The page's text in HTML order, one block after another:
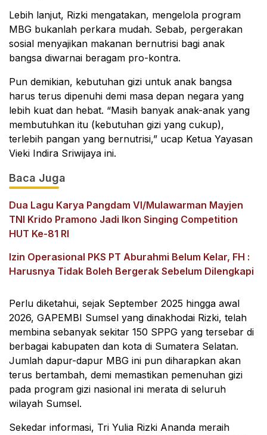
Lebih lanjut, Rizki mengatakan, mengelola program
MBG bukanlah perkara mudah. Sebab, pergerakan
sosial menyajikan makanan bernutrisi bagi anak
bangsa diwarnai beragam pro-kontra.
Pun demikian, kebutuhan gizi untuk anak bangsa
harus terus dipenuhi demi masa depan negara yang
lebih kuat dan hebat. “Masih banyak anak-anak yang
membutuhkan itu (kebutuhan gizi yang cukup),
terlebih pangan yang bernutrisi,” ucap Ketua Yayasan
Vieki Indira Sriwijaya ini.
Baca Juga
Dua Lagu Karya Pangdam VI/Mulawarman Mayjen
TNI Krido Pramono Jadi Ikon Singing Competition
HUT Ke-81 RI
Izin Operasional PKS PT Aburahmi Belum Kelar, FH :
Harusnya Tidak Boleh Bergerak Sebelum Dilengkapi
Perlu diketahui, sejak September 2025 hingga awal
2026, GAPEMBI Sumsel yang dinakhodai Rizki, telah
membina sebanyak sekitar 150 SPPG yang tersebar di
berbagai kabupaten dan kota di Sumatera Selatan.
Jumlah dapur-dapur MBG ini pun diharapkan akan
terus bertambah, demi memastikan pemenuhan gizi
pada program gizi nasional ini merata di seluruh
wilayah Sumsel.
Sekedar informasi, Tri Yulia Rizki Ananda meraih